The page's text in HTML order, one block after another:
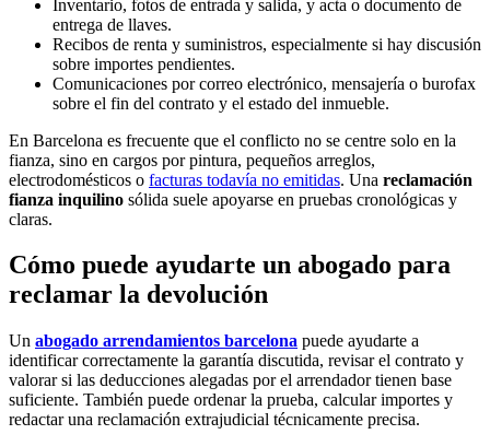
Inventario, fotos de entrada y salida, y acta o documento de
entrega de llaves.
Recibos de renta y suministros, especialmente si hay discusión
sobre importes pendientes.
Comunicaciones por correo electrónico, mensajería o burofax
sobre el fin del contrato y el estado del inmueble.
En Barcelona es frecuente que el conflicto no se centre solo en la
fianza, sino en cargos por pintura, pequeños arreglos,
electrodomésticos o facturas todavía no emitidas. Una reclamación
fianza inquilino sólida suele apoyarse en pruebas cronológicas y
claras.
Cómo puede ayudarte un abogado para
reclamar la devolución
Un abogado arrendamientos barcelona puede ayudarte a
identificar correctamente la garantía discutida, revisar el contrato y
valorar si las deducciones alegadas por el arrendador tienen base
suficiente. También puede ordenar la prueba, calcular importes y
redactar una reclamación extrajudicial técnicamente precisa.